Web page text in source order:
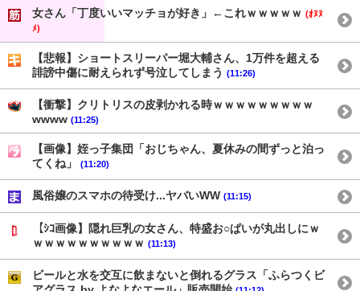
女さん「丁度いいマッチョが好き」←これｗｗｗｗｗ (ｵﾇﾇ
ﾒ)
【悲報】ショートスリーパー堀大輔さん、1万件を超える
誹謗中傷に耐えられず号泣してしまう (11:26)
【衝撃】クリトリスの皮剥かれる時ｗｗｗｗｗｗｗｗｗ
wwww (11:25)
【画像】姪っ子集団「おじちゃん、夏休みの間ずっと泊っ
てくね」
(11:20)
風俗嬢のスマホの待受け...ヤバいWW (11:15)
【ｼｺ画像】隠れ巨乳の女さん、特盛お○ぱいが丸出しにｗ
ｗｗｗｗｗｗｗｗｗｗ (11:13)
ビールと水を交互に飲まないと倒れるグラス「ふらつくビ